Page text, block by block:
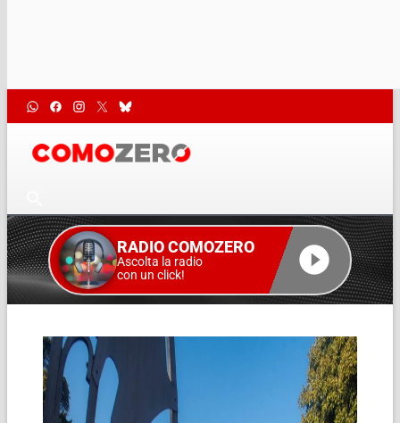
RADIO COMOZERO
Ascolta la radio
con un click!